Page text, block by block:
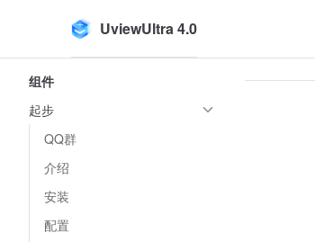
Skip to contentUviewUltra 4.0
组件
起步
QQ群
介绍
安装
配置